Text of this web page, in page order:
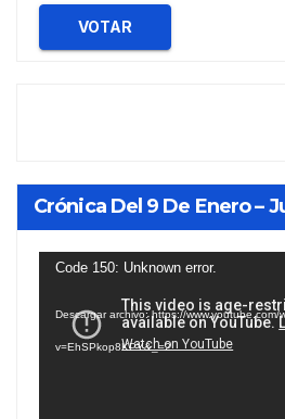
VOTAR
Crónica Del 9 De Enero –
Reproductor
vídeo
Code 150: Unknown error.
Descargar archivo: https://www.youtube.com/
v=EhSPkop8KPY&_=2